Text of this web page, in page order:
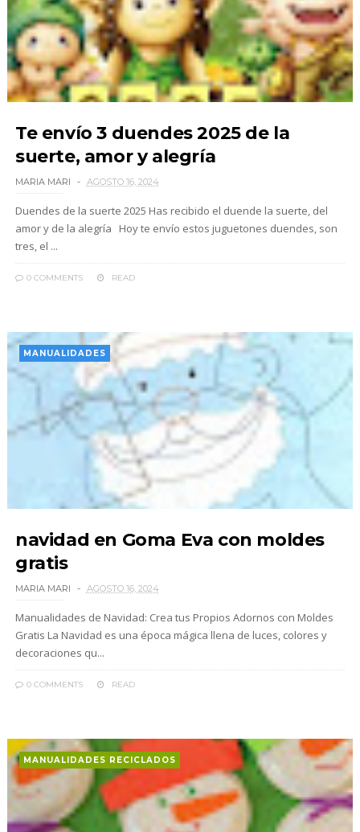
Te envío 3 duendes 2025 de la
suerte, amor y alegría
MARIA MARI AGOSTO 16, 2024
Duendes de la suerte 2025 Has recibido el duende la suerte, del
amor y de la alegría Hoy te envío estos juguetones duendes, son
tres, el ...
0 COMMENTS READ
MANUALIDADES
navidad en Goma Eva con moldes
gratis
MARIA MARI AGOSTO 16, 2024
Manualidades de Navidad: Crea tus Propios Adornos con Moldes
Gratis La Navidad es una época mágica llena de luces, colores y
decoraciones qu...
0 COMMENTS READ
MANUALIDADES RECICLADOS